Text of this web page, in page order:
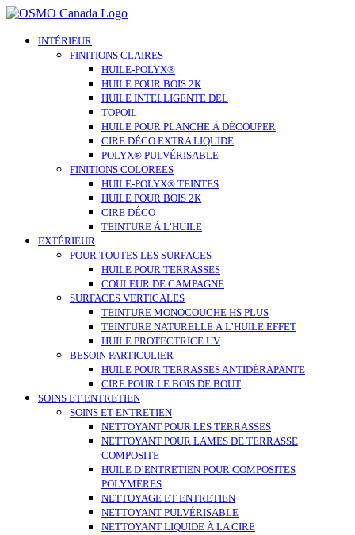
Skip
contentINTÉRIEUR
FINITIONS CLAIRES
HUILE-POLYX®
HUILE POUR BOIS 2K
HUILE INTELLIGENTE DEL
TOPOIL
HUILE POUR PLANCHE À DÉCOUPER
CIRE DÉCO EXTRA LIQUIDE
POLYX® PULVÉRISABLE
FINITIONS COLORÉES
HUILE-POLYX® TEINTES
HUILE POUR BOIS 2K
CIRE DÉCO
TEINTURE À L’HUILE
EXTÉRIEUR
POUR TOUTES LES SURFACES
HUILE POUR TERRASSES
COULEUR DE CAMPAGNE
SURFACES VERTICALES
TEINTURE MONOCOUCHE HS PLUS
TEINTURE NATURELLE À L’HUILE EFFET
HUILE PROTECTRICE UV
BESOIN PARTICULIER
HUILE POUR TERRASSES ANTIDÉRAPANTE
CIRE POUR LE BOIS DE BOUT
SOINS ET ENTRETIEN
SOINS ET ENTRETIEN
NETTOYANT POUR LES TERRASSES
NETTOYANT POUR LAMES DE TERRASSE
COMPOSITE
HUILE D’ENTRETIEN POUR COMPOSITES
POLYMÈRES
NETTOYAGE ET ENTRETIEN
NETTOYANT PULVÉRISABLE
NETTOYANT LIQUIDE À LA CIRE